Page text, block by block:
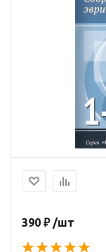
390 ₽ /шт